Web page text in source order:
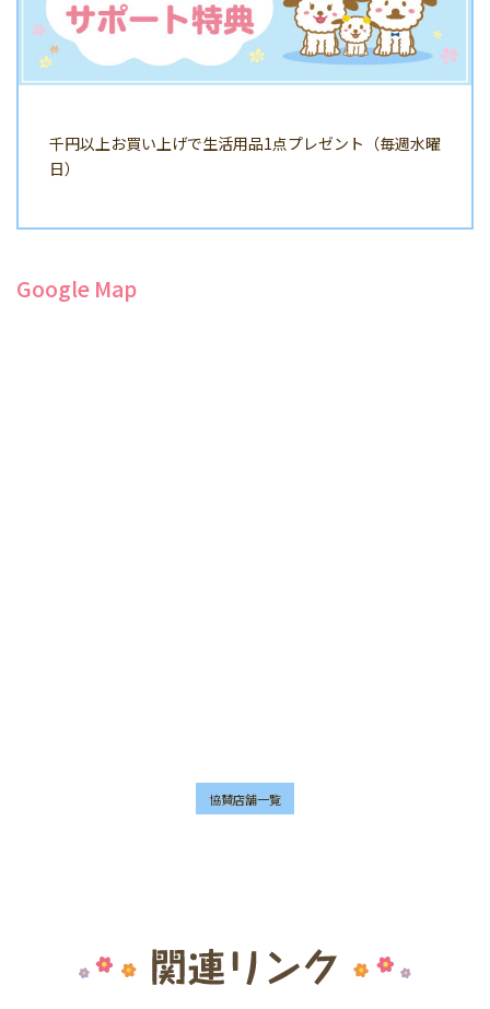
千円以上お買い上げで生活用品1点プレゼント（毎週水曜
日）
Google Map
協賛店舗一覧